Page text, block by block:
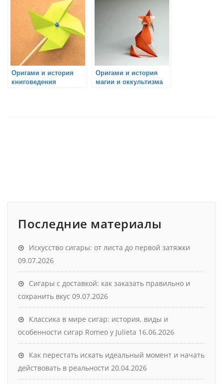
Оригами и история
книговедения
Оригами и история
магии и оккультизма
Последние материалы
Искусство сигары: от листа до первой затяжки
09.07.2026
Сигары с доставкой: как заказать правильно и
сохранить вкус 09.07.2026
Классика в мире сигар: история, виды и
особенности сигар Romeo y Julieta 16.06.2026
Как перестать искать идеальный момент и начать
действовать в реальности 20.04.2026